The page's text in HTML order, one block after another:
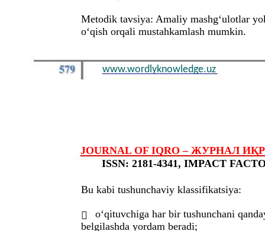
www.wordlyknowledge.uz
Metodik tavsiya: Amaliy mashg‘ulotlar
o‘qish orqali mustahkamlash mumkin.
JOURNAL OF IQRO – ЖУРНАЛ ИҚРО
ISSN: 2181-4341, IMPACT
Bu kabi tushunchaviy klassifikatsiya:

o‘qituvchiga har bir tushunchani
belgilashda yordam beradi;